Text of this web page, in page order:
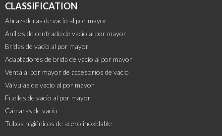
CLASSIFICATION
Abrazaderas de vacío al por mayor
Anillos de centrado de vacío al por mayor
Bridas de vacío al por mayor
Adaptadores de brida de vacío al por mayor
Venta al por mayor de accesorios de vacío
Válvulas de vacío al por mayor
Fuelles de vacío al por mayor
Cámaras de vacío
Tubos higiénicos de acero inoxidable